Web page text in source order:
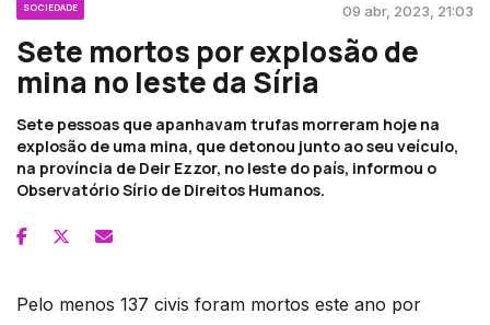
SOCIEDADE 09 abr, 2023, 21:03
Sete mortos por explosão de
mina no leste da Síria
Sete pessoas que apanhavam trufas morreram hoje na
explosão de uma mina, que detonou junto ao seu veículo,
na província de Deir Ezzor, no leste do país, informou o
Observatório Sírio de Direitos Humanos.
Pelo menos 137 civis foram mortos este ano por